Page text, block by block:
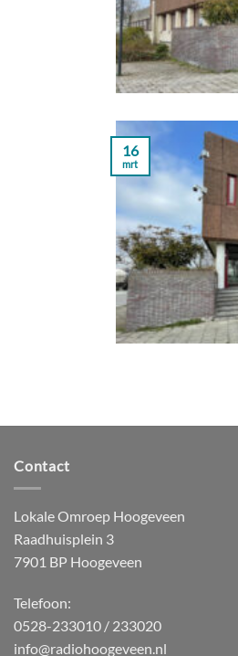
16
mrt
Contact
Lokale Omroep Hoogeveen
Raadhuisplein 3
7901 BP Hoogeveen
Telefoon:
0528-233010 / 233020
info@radiohoogeveen.nl